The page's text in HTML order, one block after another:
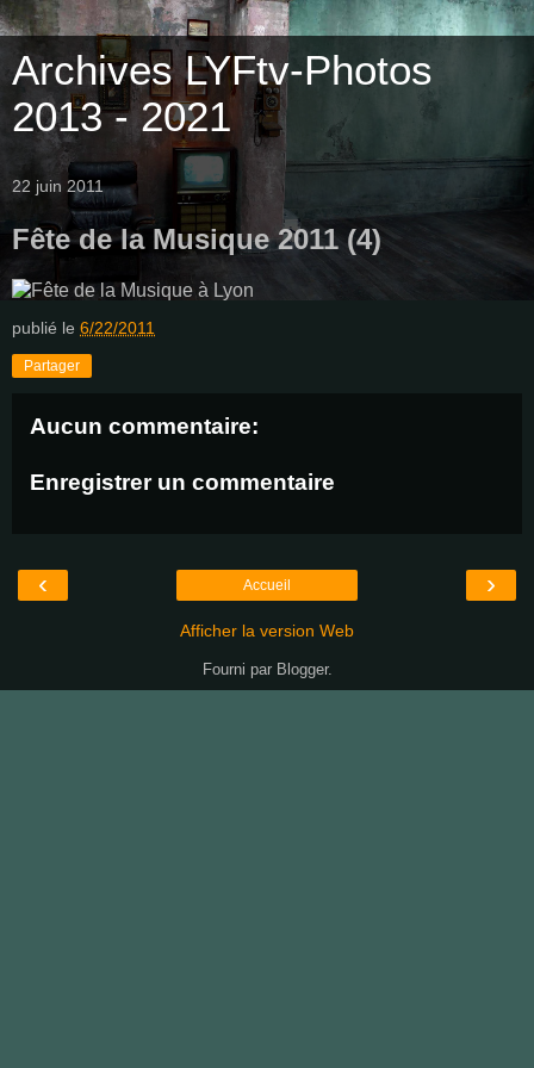
Archives LYFtv-Photos
2013 - 2021
22 juin 2011
Fête de la Musique 2011 (4)
publié le 6/22/2011
Partager
Aucun commentaire:
Enregistrer un commentaire
‹ ›
Accueil
Afficher la version Web
Fourni par Blogger.